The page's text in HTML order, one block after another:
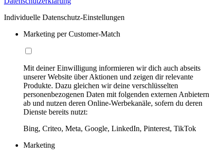
Individuelle Datenschutz-Einstellungen
Marketing per Customer-Match
Mit deiner Einwilligung informieren wir dich auch abseits
unserer Website über Aktionen und zeigen dir relevante
Produkte. Dazu gleichen wir deine verschlüsselten
personenbezogenen Daten mit folgenden externen Anbietern
ab und nutzen deren Online-Werbekanäle, sofern du deren
Dienste bereits nutzt:
Bing, Criteo, Meta, Google, LinkedIn, Pinterest, TikTok
Marketing